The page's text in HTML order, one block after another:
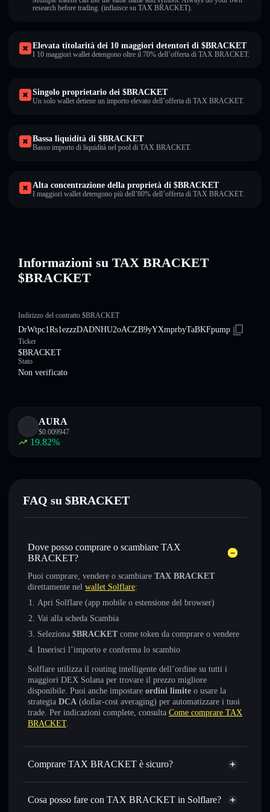
research before trading. (influisce su TAX BRACKET).
Elevata titolarità dei 10 maggiori detentori di $BRACKET
I 10 maggiori wallet detengono oltre il 70% dell’offerta di TAX BRACKET.
Singolo proprietario dei $BRACKET
Un solo wallet detiene un importo elevato dell’offerta di TAX BRACKET.
Bassa liquidità di $BRACKET
Basso importo di liquidità nel pool di TAX BRACKET.
Alta concentrazione della proprietà di $BRACKET
I maggiori wallet detengono più dell’80% dell’offerta di TAX BRACKET.
Informazioni su TAX BRACKET
$BRACKET
Indirizzo del contratto $BRACKET
DrWtpc1Rs1ezzzDADNHU2oACZB9yYXmprbyTaBKFpump
Ticker
$BRACKET
Stato
Non verificato
AURA
$0.009947
19.82%
FAQ su $BRACKET
Dove posso comprare o scambiare TAX
BRACKET?
Puoi comprare, vendere o scambiare TAX BRACKET
direttamente nel wallet Solflare:
Apri Solflare (app mobile o estensione del browser)
Vai alla scheda Scambia
Seleziona $BRACKET come token da comprare o vendere
Inserisci l’importo e conferma lo scambio
Solflare utilizza il routing intelligente dell’ordine su tutti i
maggiori DEX Solana per trovare il prezzo migliore
disponibile. Puoi anche impostare ordini limite o usare la
strategia DCA (dollar-cost averaging) per automatizzare i tuoi
trade. Per indicazioni complete, consulta Come comprare TAX
BRACKET.
Comprare TAX BRACKET è sicuro?
TAX BRACKET non è verificato
Cosa posso fare con TAX BRACKET in Solflare?